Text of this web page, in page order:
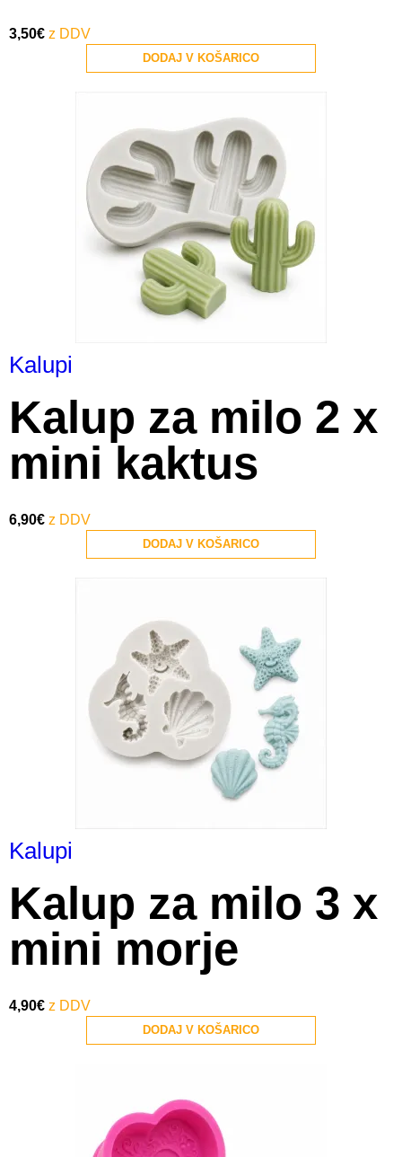
3,50€
DODAJ V KOŠARICO
Kalupi
Kalup za milo 2 x
mini kaktus
6,90€
DODAJ V KOŠARICO
Kalupi
Kalup za milo 3 x
mini morje
4,90€
DODAJ V KOŠARICO